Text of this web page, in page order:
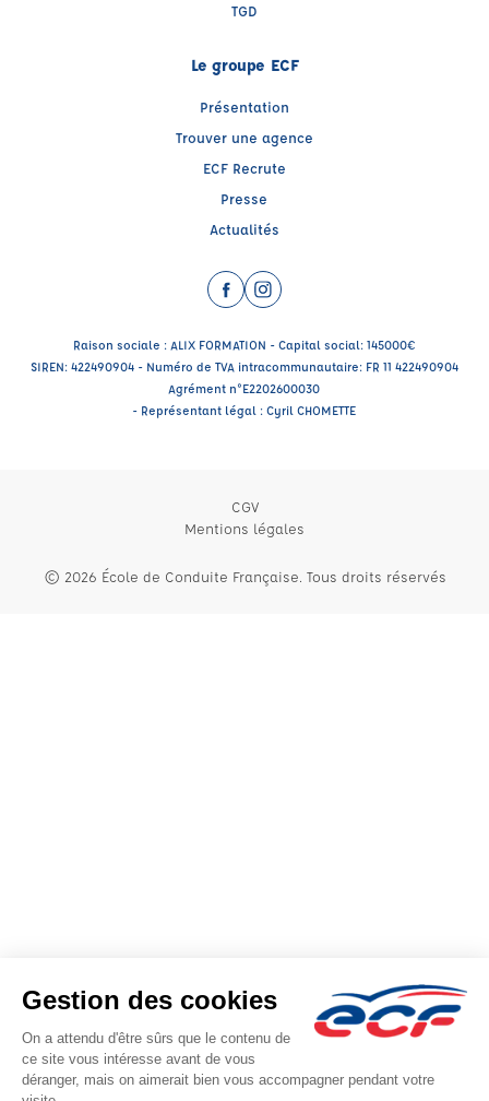
TGD
Le groupe ECF
Présentation
Trouver une agence
ECF Recrute
Presse
Actualités
Facebook (nouvelle fenêtre)
Instagram (nouvelle fenêtre)
Raison sociale : ALIX FORMATION - Capital social: 145000€
SIREN: 422490904 - Numéro de TVA intracommunautaire: FR 11 422490904
Agrément n°E2202600030
- Représentant légal : Cyril CHOMETTE
CGV
Mentions légales
© 2026 École de Conduite Française. Tous droits réservés